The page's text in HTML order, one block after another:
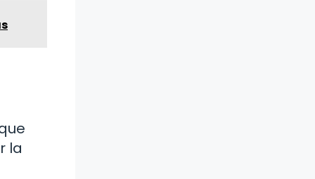
la